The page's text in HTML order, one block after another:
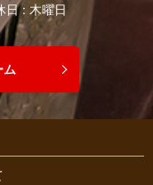
: 木曜日
ム